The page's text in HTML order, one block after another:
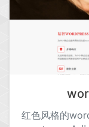
红色风格的